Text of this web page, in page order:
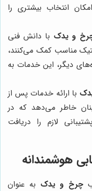
انتخاب بیشتری را
و یدک با دانش فنی
مناسب کمک می‌کنند،
دیگر، این خدمات به
با ارائه خدمات پس از
خاطر می‌دهد که در
لازم را دریافت
هوشمندانه
چرخ و یدک به عنوان